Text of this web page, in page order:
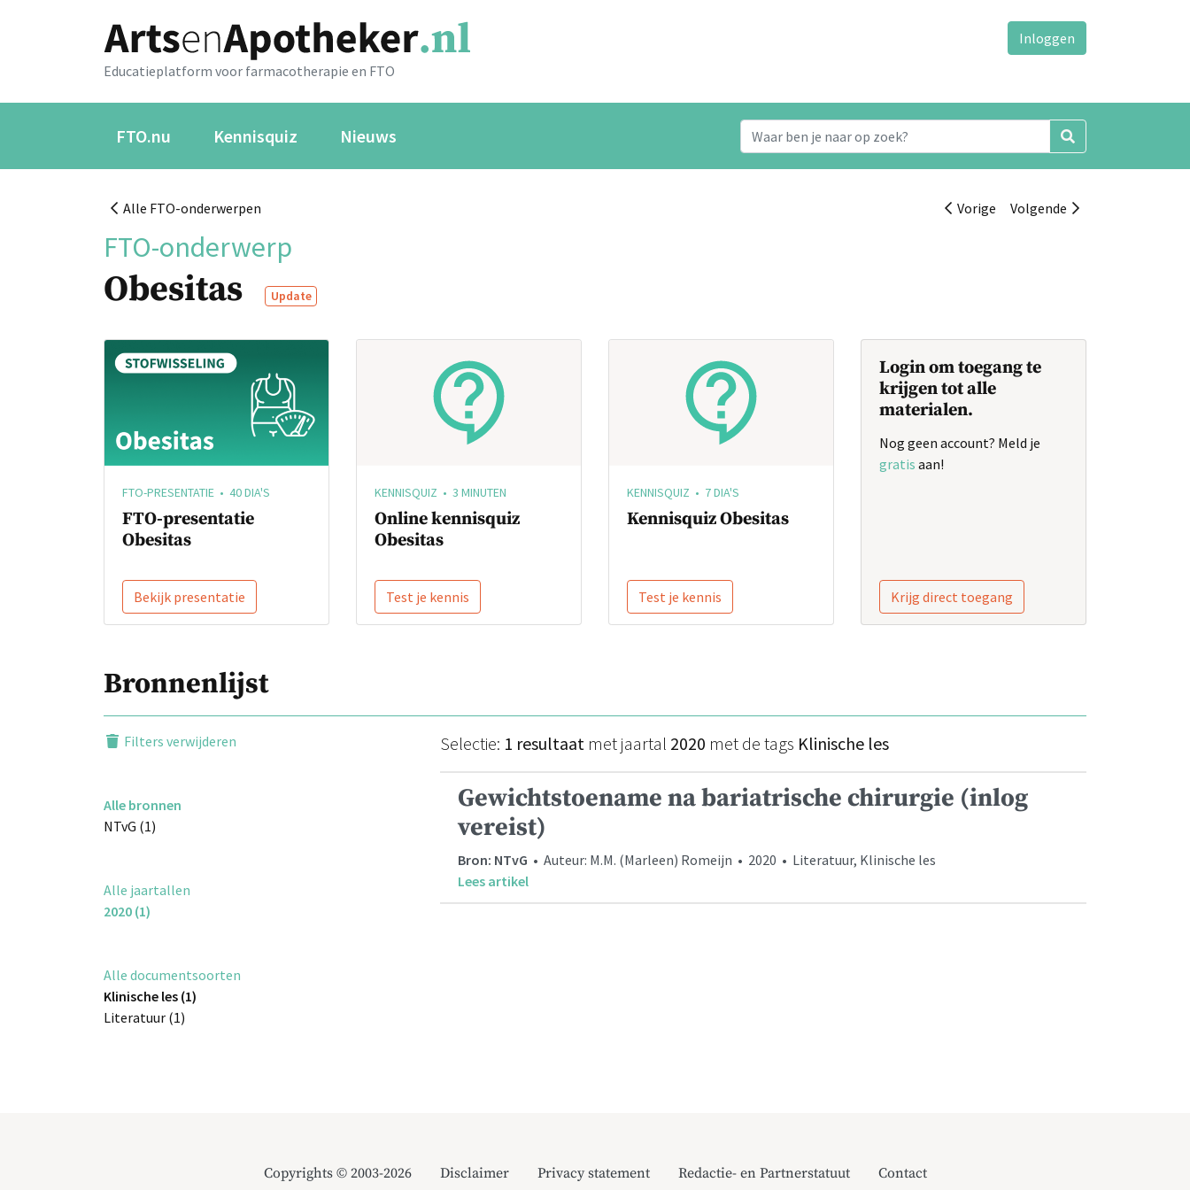
Educatieplatform voor farmacotherapie en FTO
Inloggen
FTO.nu Kennisquiz Nieuws
Alle FTO-onderwerpen Vorige Volgende
FTO-onderwerp
Obesitas Update
FTO-PRESENTATIE • 40 DIA'S
FTO-presentatie
Obesitas
Bekijk presentatie
KENNISQUIZ • 3 MINUTEN
Online kennisquiz
Obesitas
Test je kennis
KENNISQUIZ • 7 DIA'S
Kennisquiz Obesitas
Test je kennis
Login om toegang te
krijgen tot alle
materialen.
Nog geen account? Meld je
gratis aan!
Krijg direct toegang
Bronnenlijst
Filters verwijderen
Alle bronnen
NTvG (1)
Alle jaartallen
2020 (1)
Alle documentsoorten
Klinische les (1)
Literatuur (1)
Selectie: 1 resultaat met jaartal 2020 met de tags Klinische les
Gewichtstoename na bariatrische chirurgie (inlog
vereist)
Bron: NTvG • Auteur: M.M. (Marleen) Romeijn • 2020 • Literatuur, Klinische les
Lees artikel
Copyrights © 2003-2026 Disclaimer Privacy statement Redactie- en Partnerstatuut Contact